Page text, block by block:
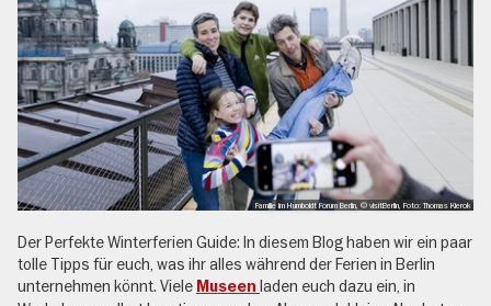
Familie im Humboldt Forum Berlin, © visitBerlin, Foto: Thomas Kierok
Der Perfekte Winterferien Guide: In diesem Blog haben wir ein paar
tolle Tipps für euch, was ihr alles während der Ferien in Berlin
unternehmen könnt. Viele Museen laden euch dazu ein, in